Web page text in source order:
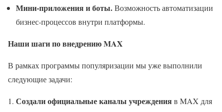
Мини‑приложения и боты.Возможность автоматизации
бизнес‑процессов внутри платформы.
Наши шаги по внедрению MAX
В рамках программы популяризации мы уже выполнили
следующие задачи:
Создали официальные каналы учрежденияв MAX для